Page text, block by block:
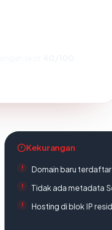
Kekurangan
Domain baru terdaftar
Tidak ada metadata
Hosting di blok IP